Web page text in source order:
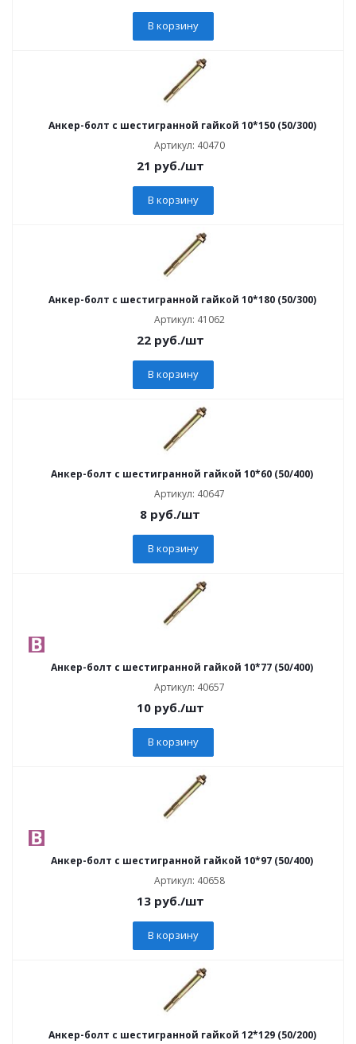
В корзину
Анкер-болт с шестигранной гайкой 10*150 (50/300)
Артикул: 40470
21 руб./шт
В корзину
Анкер-болт с шестигранной гайкой 10*180 (50/300)
Артикул: 41062
22руб./шт
В корзину
Анкер-болт с шестигранной гайкой 10*60 (50/400)
Артикул: 40647
8 руб./шт
В корзину
Анкер-болт с шестигранной гайкой 10*77 (50/400)
Артикул: 40657
10руб./шт
В корзину
Анкер-болт с шестигранной гайкой 10*97 (50/400)
Артикул: 40658
13руб./шт
В корзину
Анкер-болт с шестигранной гайкой 12*129 (50/200)